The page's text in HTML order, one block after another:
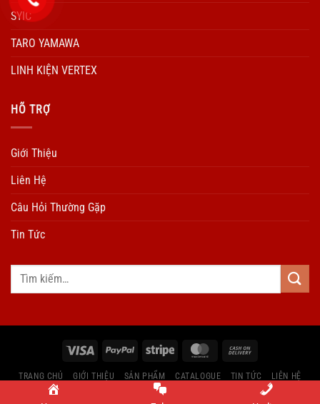
SYIC
TARO YAMAWA
LINH KIỆN VERTEX
HÕ TRỢ
Giới Thiệu
Liên Hệ
Câu Hỏi Thường Gặp
Tin Tức
TRANG CHỦ GIỚI THIỆU SẢN PHẨM CATALOGUE TIN TỨC LIÊN HỆ
Copyright by Ngu Kim Dinh Vang